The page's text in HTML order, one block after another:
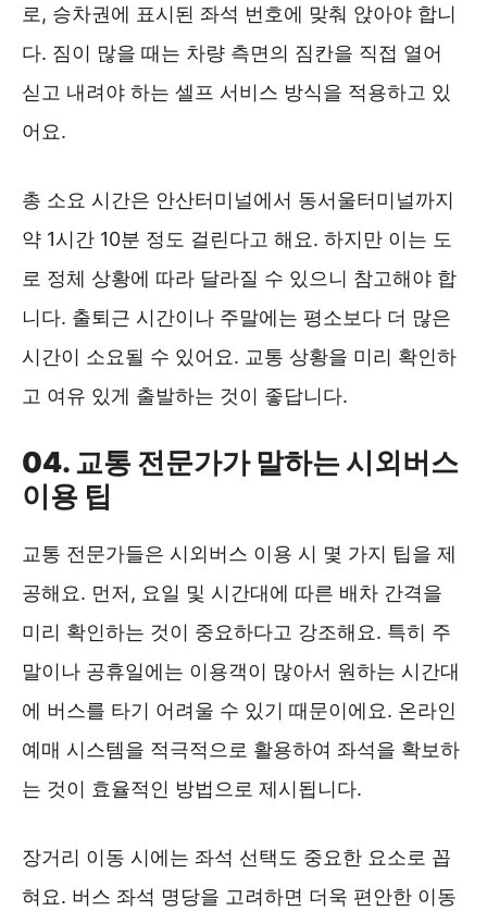
로, 승차권에 표시된 좌석 번호에 맞춰 앉아야 합니
다. 짐이 많을 때는 차량 측면의 짐칸을 직접 열어
싣고 내려야 하는 셀프 서비스 방식을 적용하고 있
어요.
총 소요 시간은 안산터미널에서 동서울터미널까지
약 1시간 10분 정도 걸린다고 해요. 하지만 이는 도
로 정체 상황에 따라 달라질 수 있으니 참고해야 합
니다. 출퇴근 시간이나 주말에는 평소보다 더 많은
시간이 소요될 수 있어요. 교통 상황을 미리 확인하
고 여유 있게 출발하는 것이 좋답니다.
04. 교통 전문가가 말하는 시외버스
이용 팁
교통 전문가들은 시외버스 이용 시 몇 가지 팁을 제
공해요. 먼저, 요일 및 시간대에 따른 배차 간격을
미리 확인하는 것이 중요하다고 강조해요. 특히 주
말이나 공휴일에는 이용객이 많아서 원하는 시간대
에 버스를 타기 어려울 수 있기 때문이에요. 온라인
예매 시스템을 적극적으로 활용하여 좌석을 확보하
는 것이 효율적인 방법으로 제시됩니다.
장거리 이동 시에는 좌석 선택도 중요한 요소로 꼽
혀요. 버스 좌석 명당을 고려하면 더욱 편안한 이동